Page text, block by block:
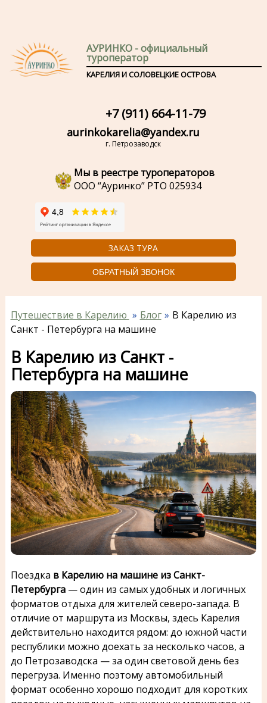
АУРИНКО - официальный
туроператор
КАРЕЛИЯ И СОЛОВЕЦКИЕ ОСТРОВА
Мы в реестре туроператоров
ООО “Ауринко” РТО 025934
ЗАКАЗ ТУРА
ОБРАТНЫЙ ЗВОНОК
+7 (911) 664-11-79
aurinkokarelia@yandex.ru
г. Петрозаводск
Путешествие в Карелию Блог
В Карелию из
Санкт - Петербурга на машине
В Карелию из Санкт -
Петербурга на машине
Поездка в Карелию на машине из Санкт-
Петербурга— один из самых удобных и логичных
форматов отдыха для жителей северо-запада. В
отличие от маршрута из Москвы, здесь Карелия
действительно находится рядом: до южной части
республики можно доехать за несколько часов, а
до Петрозаводска — за один световой день без
перегруза. Именно поэтому автомобильный
формат особенно хорошо подходит для коротких